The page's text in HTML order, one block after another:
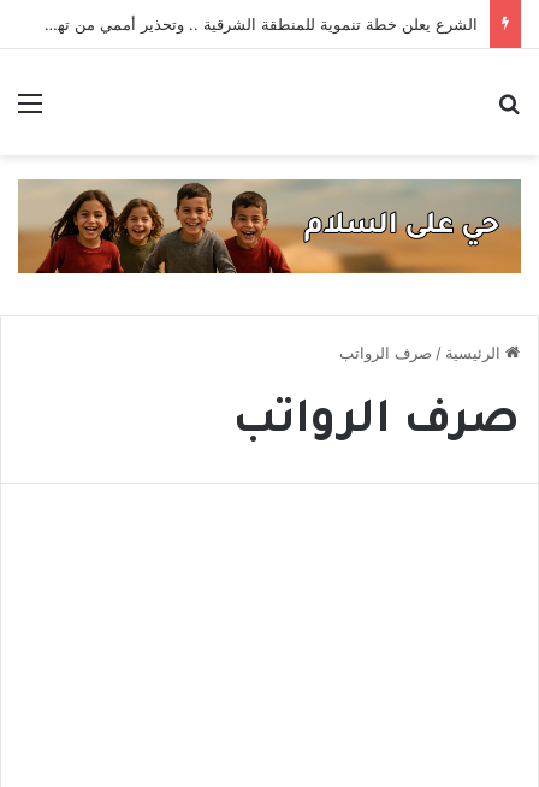
الشرع يعلن خطة تنموية للمنطقة الشرقية .. وتحذير أممي من تهديدات داعش _ حصاد الأسبوع
الرئيسية / صرف الرواتب
صرف الرواتب